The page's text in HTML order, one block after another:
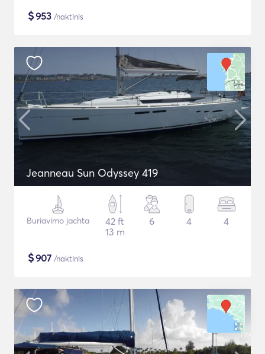
$953 /naktinis
Jeanneau Sun Odyssey 419
Buriavimo jachta
42 ft
13 m
6 4 4
$907 /naktinis